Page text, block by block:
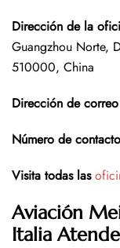
Dirección de la
Guangzhou Norte,
510000, China
Dirección de
Número de contacto
Visita todas las
Aviación
Italia